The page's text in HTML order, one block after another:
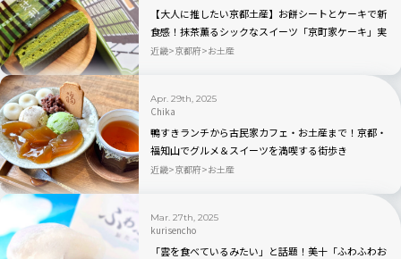
【大人に推したい京都土産】お餅シートとケーキで新
食感！抹茶薫るシックなスイーツ「京町家ケーキ」実
食レポ
近畿 京都府 お土産
Apr. 29th, 2025
Chika
鴨すきランチから古民家カフェ・お土産まで！京都・
福知山でグルメ＆スイーツを満喫する街歩き
近畿 京都府 お土産
Mar. 27th, 2025
kurisencho
「雲を食べているみたい」と話題！美十「ふわふわお